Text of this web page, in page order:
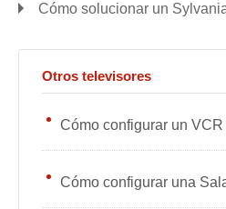
Cómo solucionar un
Otros televisores
Cómo configurar un
Cómo configurar una